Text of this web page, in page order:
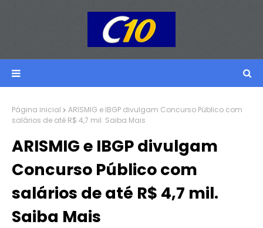
Página inicial
ARISMIG e IBGP divulgam Concurso Público com
salários de até R$ 4,7 mil. Saiba Mais
ARISMIG e IBGP divulgam
Concurso Público com
salários de até R$ 4,7 mil.
Saiba Mais